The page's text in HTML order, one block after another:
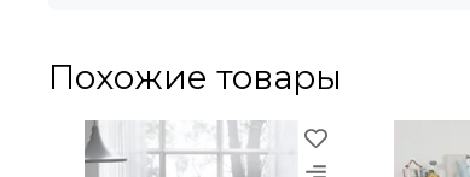
Похожие товары